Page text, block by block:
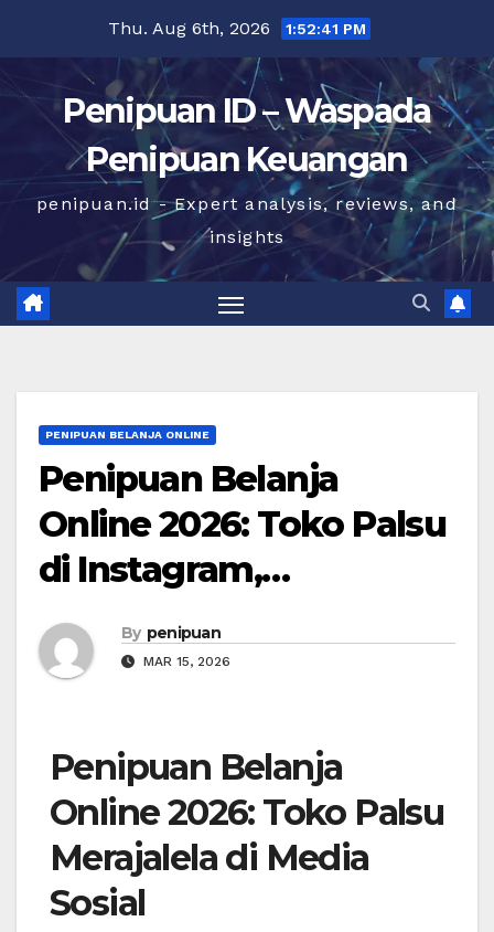
content
Thu. Aug 6th, 2026 1:52:42 PM
Penipuan ID – Waspada
Penipuan Keuangan
penipuan.id - Expert analysis, reviews, and
insights
PENIPUAN BELANJA ONLINE
Penipuan Belanja
Online 2026: Toko Palsu
di Instagram,…
By penipuan
MAR 15, 2026
Penipuan Belanja
Online 2026: Toko Palsu
Merajalela di Media
Sosial